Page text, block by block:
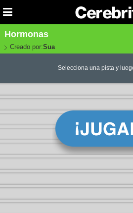
Hormonas
Creado por:Sua
Selecciona una pista y